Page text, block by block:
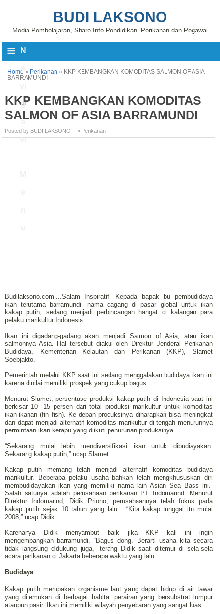
BUDI LAKSONO
Media Pembelajaran, Share Info Pendidikan, Perikanan dan Pegawai
≡ N
vi
g
a
si
Home » Perikanan » KKP KEMBANGKAN KOMODITAS SALMON OF ASIA
BARRAMUNDI
KKP KEMBANGKAN KOMODITAS
SALMON OF ASIA BARRAMUNDI
Posted by BUDI LAKSONO » Perikanan
Budilaksono.com....Salam Inspiratif, Kepada bapak bu pembudidaya
ikan terutama barramundi, nama dagang di pasar global untuk ikan
kakap putih, sedang menjadi perbincangan hangat di kalangan para
pelaku marikultur Indonesia.
Ikan ini digadang-gadang akan menjadi Salmon of Asia, atau ikan
salmonnya Asia. Hal tersebut diakui oleh Direktur Jenderal Perikanan
Budidaya, Kementerian Kelautan dan Perikanan (KKP), Slamet
Soebjakto.
Pemerintah melalui KKP saat ini sedang menggalakan budidaya ikan ini
karena dinilai memiliki prospek yang cukup bagus.
Menurut Slamet, persentase produksi kakap putih di Indonesia saat ini
berkisar 10 -15 persen dari total produksi marikultur untuk komoditas
ikan-ikanan (fin fish). Ke depan produksinya diharapkan bisa meningkat
dan dapat menjadi alternatif komoditas marikultur di tengah menurunnya
permintaan ikan kerapu yang diikuti penurunan produksinya.
“Sekarang mulai lebih mendiversifikasi ikan untuk dibudiayakan.
Sekarang kakap putih,” ucap Slamet.
Kakap putih memang telah menjadi alternatif komoditas budidaya
marikultur. Beberapa pelaku usaha bahkan telah mengkhususkan diri
membudidayakan ikan yang memiliki nama lain Asian Sea Bass ini.
Salah satunya adalah perusahaan perikanan PT Indomarind. Menurut
Direktur Indomarind, Didik Priono, perusahaannya telah fokus pada
kakap putih sejak 10 tahun yang lalu.
“Kita kakap tunggal itu mulai
2008,” ucap Didik.
Karenanya Didik menyambut baik jika KKP kali ini ingin
mengembangkan barramundi. “Bagus dong. Berarti usaha kita secara
tidak langsung didukung juga,” terang Didik saat ditemui di sela-sela
acara perikanan di Jakarta beberapa waktu yang lalu.
Budidaya
Kakap putih merupakan organisme laut yang dapat hidup di air tawar
yang ditemukan di berbagai habitat perairan yang bersubstrat lumpur
ataupun pasir. Ikan ini memiliki wilayah penyebaran yang sangat luas.